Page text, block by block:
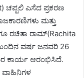
ಎಸೆದ ಪ್ರಕರಣ
ಮತ್ತು
ರಚಿತಾ ರಾಮ್‌(Rachita
ವರ್ಷ ಜನವರಿ 26
ಕಾರ್ಯ ಆರಂಭಿಸಿದೆ.
ವಾಹಿನಿಗಳ